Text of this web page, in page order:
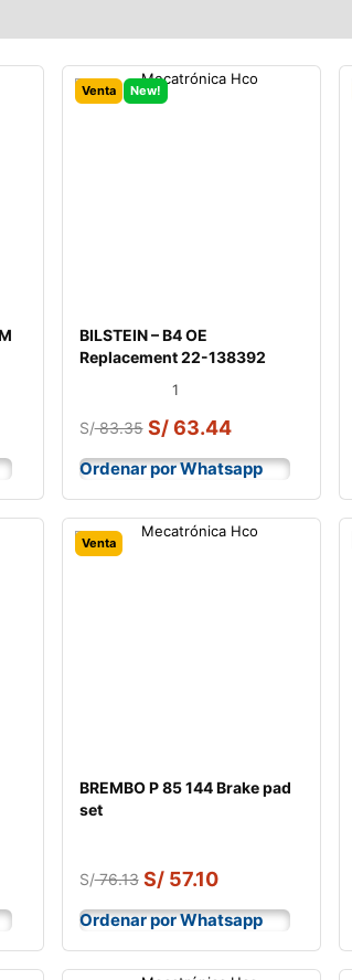
Venta New!
BILSTEIN – B4 OE
Replacement 22-138392
1
S/83.35 S/63.44
Ordenar por Whatsapp
Venta
BREMBO P 85 144 Brake pad
set
S/76.13 S/57.10
Ordenar por Whatsapp